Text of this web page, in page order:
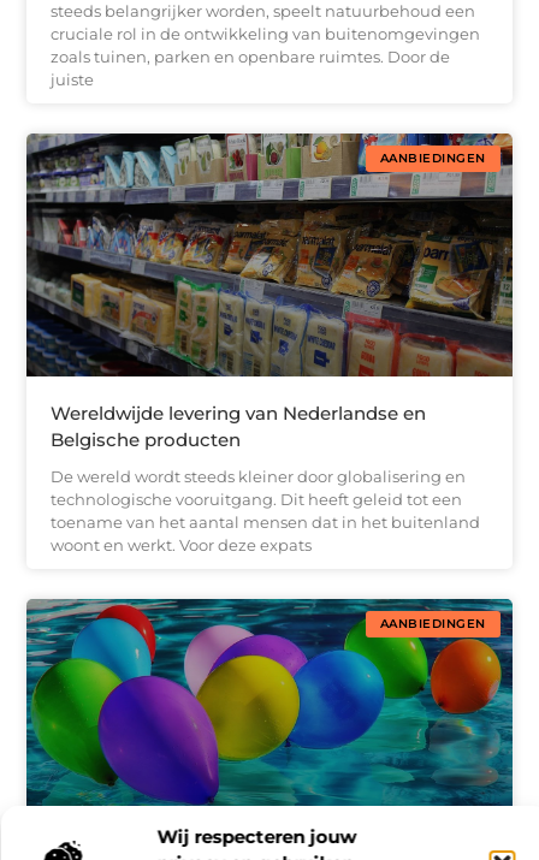
Wij respecteren jouw
steeds belangrijker worden, speelt natuurbehoud een
cruciale rol in de ontwikkeling van buitenomgevingen
zoals tuinen, parken en openbare ruimtes. Door de
juiste
AANBIEDINGEN
Wereldwijde levering van Nederlandse en
Belgische producten
De wereld wordt steeds kleiner door globalisering en
technologische vooruitgang. Dit heeft geleid tot een
toename van het aantal mensen dat in het buitenland
woont en werkt. Voor deze expats
AANBIEDINGEN